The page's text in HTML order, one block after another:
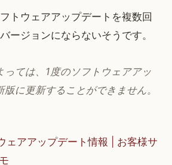
トウェアアップデートを複数回
ージョンにならないそうです。
っては、1度のソフトウェアアッ
版に更新することができません。
ェアアップデート情報 | お客様サ